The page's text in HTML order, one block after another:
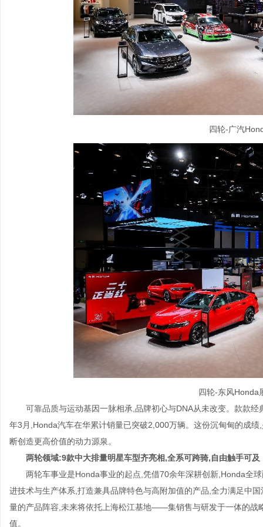
四轮-广汽
四轮-东风
可靠品质与运动基因一脉相承,品牌初心与DNA从未改变。款款
年3月,Honda汽车在华累计销量已突破2,000万辆。这份沉甸甸的成
断创造更高价值的动力源泉。
两轮领域:9款中大排量明星车型齐亮相,全系可跨骑,自由触手可及
两轮车事业是Honda事业的起点,凭借70余年深耕创新,Honda全
进技术与生产体系,打造兼具品牌特色与高附加值的产品,全力满足中
量的产品阵容,未来将依托上海松江基地——集销售与研发于一体的战
值。